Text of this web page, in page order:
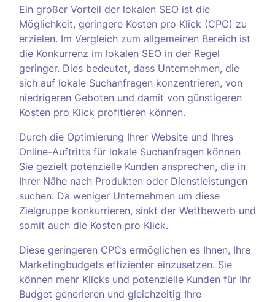
Ein großer Vorteil der lokalen SEO ist die
Möglichkeit, geringere Kosten pro Klick (CPC) zu
erzielen. Im Vergleich zum allgemeinen Bereich ist
die Konkurrenz im lokalen SEO in der Regel
geringer. Dies bedeutet, dass Unternehmen, die
sich auf lokale Suchanfragen konzentrieren, von
niedrigeren Geboten und damit von günstigeren
Kosten pro Klick profitieren können.
Durch die Optimierung Ihrer Website und Ihres
Online-Auftritts für lokale Suchanfragen können
Sie gezielt potenzielle Kunden ansprechen, die in
Ihrer Nähe nach Produkten oder Dienstleistungen
suchen. Da weniger Unternehmen um diese
Zielgruppe konkurrieren, sinkt der Wettbewerb und
somit auch die Kosten pro Klick.
Diese geringeren CPCs ermöglichen es Ihnen, Ihre
Marketingbudgets effizienter einzusetzen. Sie
können mehr Klicks und potenzielle Kunden für Ihr
Budget generieren und gleichzeitig Ihre